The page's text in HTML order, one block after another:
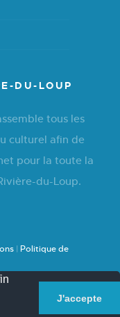
DU-LOUP
tous les
culturel afin de
pour la toute la
du-Loup.
| Politique de
J'accepte